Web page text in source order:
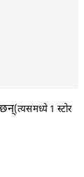
(त्यसमध्ये 1 स्टोर